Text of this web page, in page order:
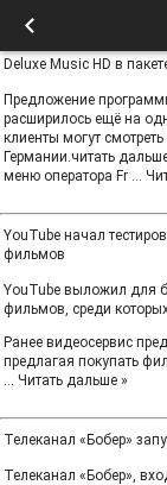
Deluxe Music HD в
Предложение
расширилось ещё на
клиенты могут
Германии.читать
меню оператора Fr ...
YouTube начал
фильмов
YouTube выложил для
фильмов, среди
Ранее видеосервис
предлагая покупать
... Читать дальше »
Телеканал «Бобер»
Телеканал «Бобер»,